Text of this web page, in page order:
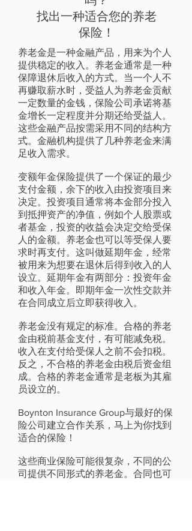
找出一种适合您的养老
保险！
养老金是一种金融产品，用来为个人
提供稳定的收入。养老金通常是一种
保障退休后收入的方式。当一个人不
再赚取薪水时，受益人为养老金贡献
一定数量的金钱，保险公司承诺将基
金增长一定程度并分期还给受益人。
这些金融产品按需采用不同的结构方
式。金融机构提供了几种养老金来满
足收入需求。
变额年金保险提供了一个保证的最少
支付金额，余下的收入由投资项目来
决定。投资项目通常将本金部分投入
到抵押资产的净值，例如个人股票或
者基金，投资的收益会决定交给受保
人的金额。养老金也可以等受保人要
求时再支付。这叫做延期年金，经常
被用来为想要在退休后得到收入的人
设立。延期年金有两部分：投资年金
和收入年金。即期年金一次性交款并
在合同成立后立即获得收入。
养老金没有规定的标准。合格的养老
金由税前基金支付，有可能减免税。
收入在支付给受保人之前不会扣税。
反之，不合格的养老金由税后资金组
成。合格的养老金通常是老板为其雇
员设立的。
Boynton Insurance Group与最好的保
险公司建立合作关系，马上为你找到
适合的保险！
这些商业保险可能很复杂，不同的公
司提供不同形式的养老金。合同也可